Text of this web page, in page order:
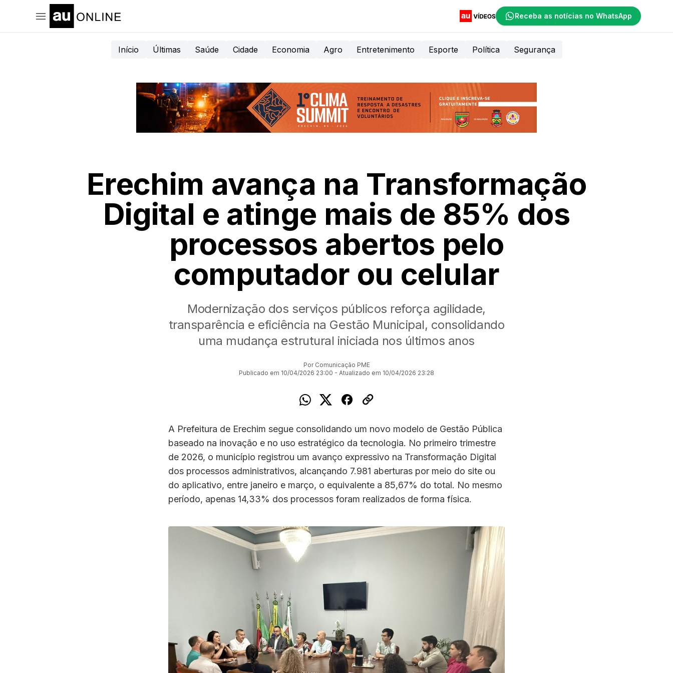
Receba as notícias no WhatsApp
Início Últimas Saúde Cidade Economia Agro Entretenimento Esporte Política Segurança
Erechim avança na Transformação
Digital e atinge mais de 85% dos
processos abertos pelo
computador ou celular
Modernização dos serviços públicos reforça agilidade,
transparência e eficiência na Gestão Municipal, consolidando
uma mudança estrutural iniciada nos últimos anos
Por Comunicação PME
Publicado em 10/04/2026 23:00 - Atualizado em 10/04/2026 23:28
A Prefeitura de Erechim segue consolidando um novo modelo de Gestão Pública
baseado na inovação e no uso estratégico da tecnologia. No primeiro trimestre
de 2026, o município registrou um avanço expressivo na Transformação Digital
dos processos administrativos, alcançando 7.981 aberturas por meio do site ou
do aplicativo, entre janeiro e março, o equivalente a 85,67% do total. No mesmo
período, apenas 14,33% dos processos foram realizados de forma física.